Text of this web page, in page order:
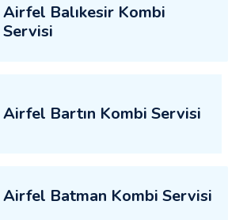
Airfel Balıkesir Kombi
Servisi
Airfel Bartın Kombi Servisi
Airfel Batman Kombi Servisi